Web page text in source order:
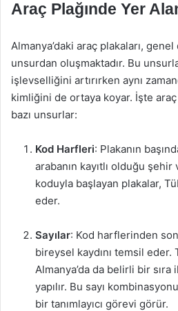
Araç Plağınde Yer
Almanya’daki araç plakaları,
unsurdan oluşmaktadır. Bu
işlevselliğini artırırken aynı
kimliğini de ortaya koyar. İşte araç
bazı unsurlar:
Kod Harfleri: Plakanın
arabanın kayıtlı olduğu
koduyla başlayan plakalar,
eder.
Sayılar: Kod harflerinden
bireysel kaydını temsil eder.
Almanya’da da belirli bir sıra
yapılır. Bu sayı
bir tanımlayıcı görevi görür.